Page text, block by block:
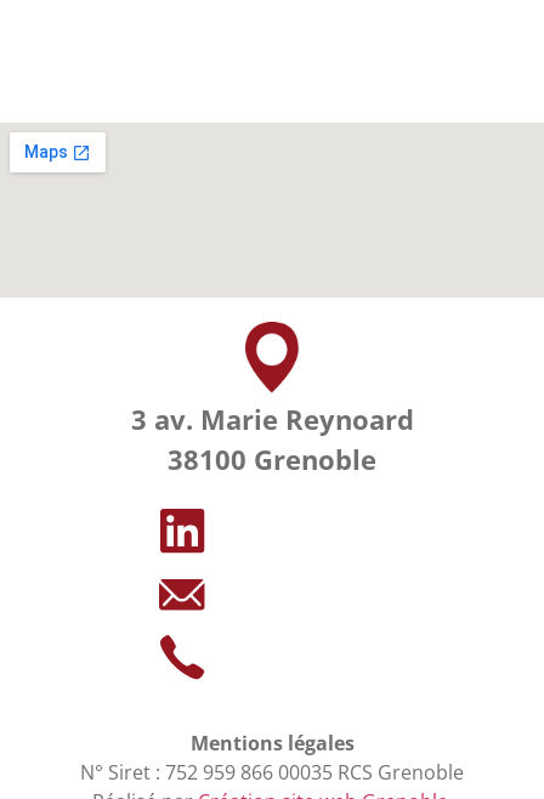
3 av. Marie Reynoard
38100 Grenoble
Mentions légales
N° Siret : 752 959 866 00035 RCS Grenoble